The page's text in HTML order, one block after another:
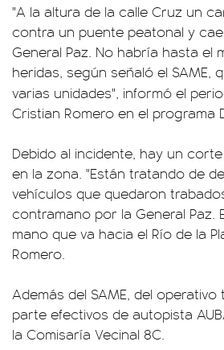
"A la altura de la calle Cruz un
contra un puente peatonal y
General Paz. No habría hasta el
heridas, según señaló el SAME,
varias unidades", informó el
Cristian Romero en el programa
Debido al incidente, hay un
en la zona. "Están tratando de
vehículos que quedaron
contramano por la General Paz.
mano que va hacia el Río de la
Romero.
Además del SAME, del
parte efectivos de autopista
la Comisaría Vecinal 8C.